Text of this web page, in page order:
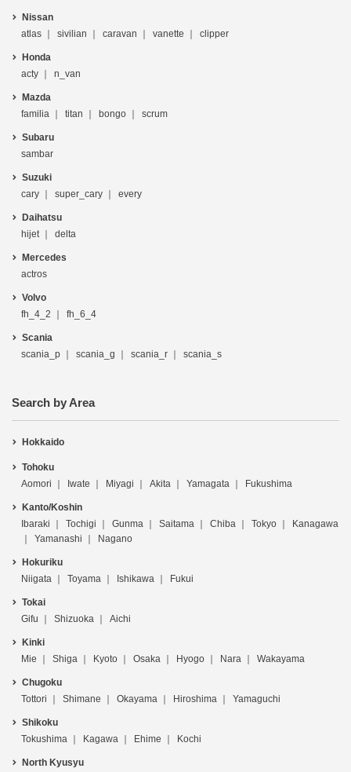
Nissan
atlas
sivilian caravan vanette clipper
Honda
acty
n_van
Mazda
familia
titan bongo scrum
Subaru
sambar
Suzuki
cary
super_cary every
Daihatsu
hijet
delta
Mercedes
actros
Volvo
fh_4_2
fh_6_4
Scania
scania_p
scania_g scania_r scania_s
Search by Area
Hokkaido
Tohoku
Aomori
Iwate Miyagi Akita Yamagata Fukushima
Kanto/Koshin
Ibaraki
Tochigi Gunma Saitama Chiba Tokyo
Kanagawa
Yamanashi
Nagano
Hokuriku
Niigata
Toyama Ishikawa Fukui
Tokai
Gifu
Shizuoka Aichi
Kinki
Mie
Shiga Kyoto Osaka Hyogo Nara Wakayama
Chugoku
Tottori
Shimane Okayama Hiroshima Yamaguchi
Shikoku
Tokushima
Kagawa Ehime Kochi
North Kyusyu